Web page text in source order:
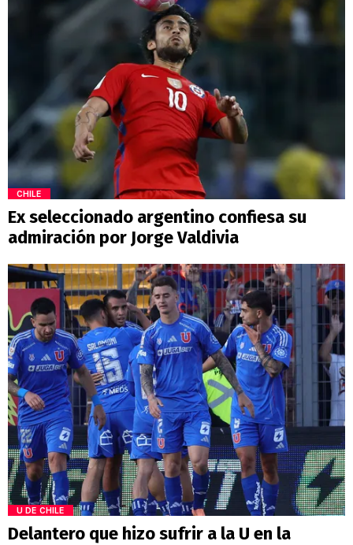
CHILE
Ex seleccionado argentino confiesa su
admiración por Jorge Valdivia
U DE CHILE
Delantero que hizo sufrir a la U en la